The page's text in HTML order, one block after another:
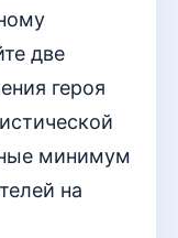
две
героя
минимум
на